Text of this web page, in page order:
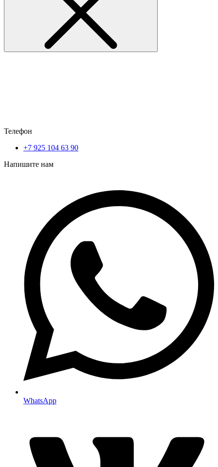
Телефон
+7 925 104 63 90
Напишите нам
WhatsApp